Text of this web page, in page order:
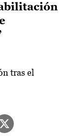
tras el